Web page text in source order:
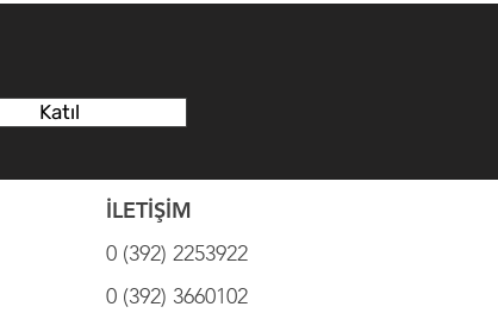
Katıl
İLETİŞİM
0 (392) 2253922
0 (392) 3660102